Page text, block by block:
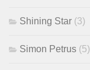
Shining Star (3)
Simon Petrus (5)